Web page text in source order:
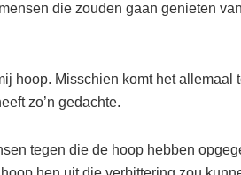
die zouden gaan genieten
hoop. Misschien komt het allemaal
zo’n gedachte.
tegen die de hoop hebben